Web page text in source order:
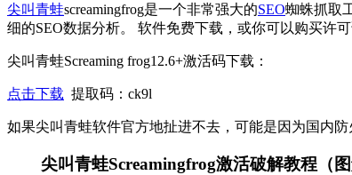
尖叫青蛙screamingfrog是一个非常强大的SEO蜘蛛抓取
细的SEO数据分析。 软件免费下载，或你可以购买许
尖叫青蛙Screaming frog12.6+激活码下载：
点击下载 提取码：ck9l
如果尖叫青蛙软件官方地扯进不去，可能是因为国内
尖叫青蛙Screamingfrog激活破解教程（图